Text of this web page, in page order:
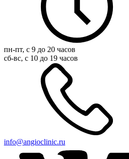
пн-пт, с 9 до 20 часов
сб-вс, с 10 до 19 часов
info@angioclinic.ru